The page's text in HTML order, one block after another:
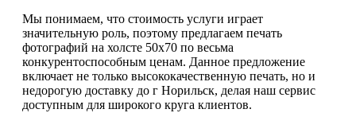
Мы понимаем, что стоимость услуги играет
значительную роль, поэтому предлагаем печать
фотографий на холсте 50х70 по весьма
конкурентоспособным ценам. Данное предложение
включает не только высококачественную печать, но и
недорогую доставку до г Норильск, делая наш сервис
доступным для широкого круга клиентов.